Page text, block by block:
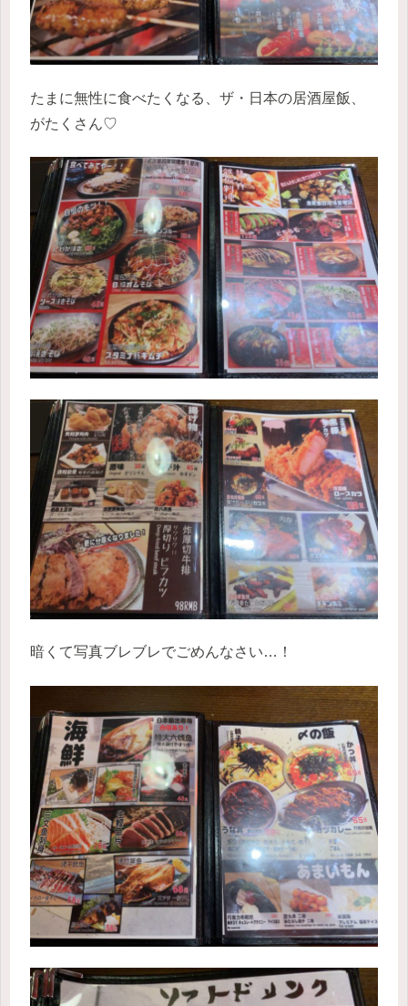
たまに無性に食べたくなる、ザ・日本の居酒屋飯、
がたくさん♡
暗くて写真ブレブレでごめんなさい…！